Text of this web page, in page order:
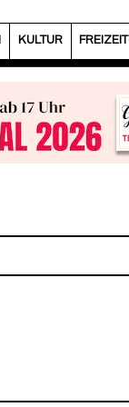
KULTUR